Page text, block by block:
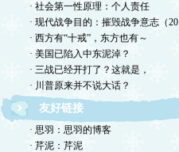
· 社会第一性原理：个人责任
· 现代战争目的：摧毁战争意志（20
· 西方有“十戒”，东方也有～
· 美国已陷入中东泥淖？
· 三战已经开打了？这就是，
· 川普原来并不说大话？
友好链接
· 思羽：思羽的博客
· 芹泥：芹泥